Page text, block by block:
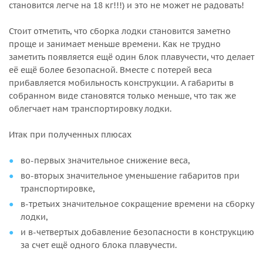
становится легче на 18 кг!!!) и это не может не радовать!
Стоит отметить, что сборка лодки становится заметно
проще и занимает меньше времени. Как не трудно
заметить появляется ещё один блок плавучести, что делает
её ещё более безопасной. Вместе с потерей веса
прибавляется мобильность конструкции. А габариты в
собранном виде становятся только меньше, что так же
облегчает нам транспортировку лодки.
Итак при полученных плюсах
во-первых значительное снижение веса,
во-вторых значительное уменьшение габаритов при
транспортировке,
в-третьих значительное сокращение времени на сборку
лодки,
и в-четвертых добавление безопасности в конструкцию
за счет ещё одного блока плавучести.